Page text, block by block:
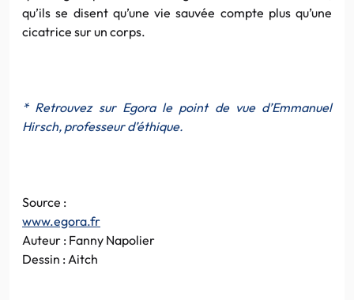
qu’ils se disent qu’une vie sauvée compte plus qu’une
cicatrice sur un corps.
* Retrouvez sur Egora le point de vue d’Emmanuel
Hirsch, professeur d’éthique.
Source :
www.egora.fr
Auteur : Fanny Napolier
Dessin : Aitch